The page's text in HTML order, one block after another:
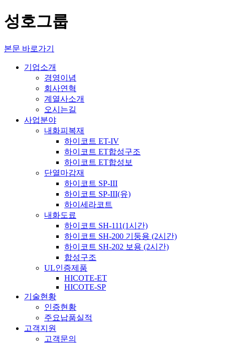
성호그룹
본문 바로가기
기업소개
경영이념
회사연혁
계열사소개
오시는길
사업분야
내화피복재
하이코트 ET-IV
하이코트 ET합성구조
하이코트 ET합성보
단열마감재
하이코트 SP-III
하이코트 SP-III(유)
하이세라코트
내화도료
하이코트 SH-111(1시간)
하이코트 SH-200 기둥용 (2시간)
하이코트 SH-202 보용 (2시간)
합성구조
UL인증제품
HICOTE-ET
HICOTE-SP
기술현황
인증현황
주요납품실적
고객지원
고객문의